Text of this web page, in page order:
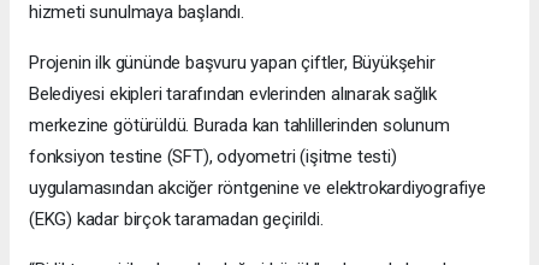
hizmeti sunulmaya başlandı.
Projenin ilk gününde başvuru yapan çiftler, Büyükşehir
Belediyesi ekipleri tarafından evlerinden alınarak sağlık
merkezine götürüldü. Burada kan tahlillerinden solunum
fonksiyon testine (SFT), odyometri (işitme testi)
uygulamasından akciğer röntgenine ve elektrokardiyografiye
(EKG) kadar birçok taramadan geçirildi.